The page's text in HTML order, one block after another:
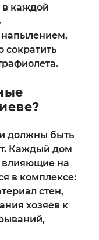
в каждой
напылением,
сократить
должны быть
Каждый дом
влияющие на
в комплексе:
стен,
хозяев к